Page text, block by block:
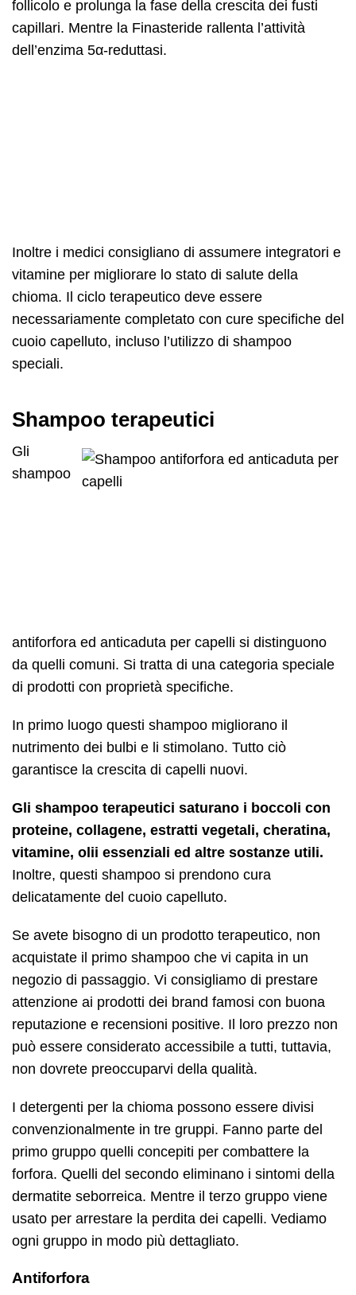
follicolo e prolunga la fase della crescita dei fusti
capillari. Mentre la Finasteride rallenta l’attività
dell’enzima 5α-reduttasi.
Inoltre i medici consigliano di assumere integratori e
vitamine per migliorare lo stato di salute della
chioma. Il ciclo terapeutico deve essere
necessariamente completato con cure specifiche del
cuoio capelluto, incluso l’utilizzo di shampoo
speciali.
Shampoo terapeutici
Gli
shampoo
antiforfora ed anticaduta per capelli si distinguono
da quelli comuni. Si tratta di una categoria speciale
di prodotti con proprietà specifiche.
In primo luogo questi shampoo migliorano il
nutrimento dei bulbi e li stimolano. Tutto ciò
garantisce la crescita di capelli nuovi.
Gli shampoo terapeutici saturano i boccoli con
proteine, collagene, estratti vegetali, cheratina,
vitamine, olii essenziali ed altre sostanze utili.
Inoltre, questi shampoo si prendono cura
delicatamente del cuoio capelluto.
Se avete bisogno di un prodotto terapeutico, non
acquistate il primo shampoo che vi capita in un
negozio di passaggio. Vi consigliamo di prestare
attenzione ai prodotti dei brand famosi con buona
reputazione e recensioni positive. Il loro prezzo non
può essere considerato accessibile a tutti, tuttavia,
non dovrete preoccuparvi della qualità.
I detergenti per la chioma possono essere divisi
convenzionalmente in tre gruppi. Fanno parte del
primo gruppo quelli concepiti per combattere la
forfora. Quelli del secondo eliminano i sintomi della
dermatite seborreica. Mentre il terzo gruppo viene
usato per arrestare la perdita dei capelli. Vediamo
ogni gruppo in modo più dettagliato.
Antiforfora